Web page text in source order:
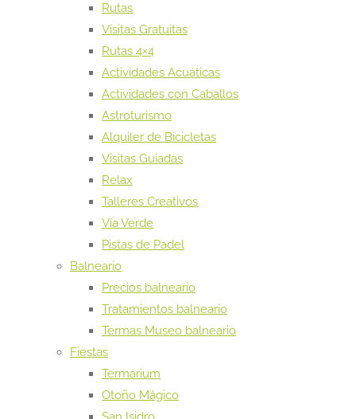
Rutas
Visitas Gratuitas
Rutas 4×4
Actividades Acuáticas
Actividades con Caballos
Astroturismo
Alquiler de Bicicletas
Visitas Guiadas
Relax
Talleres Creativos
Vía Verde
Pistas de Padel
Balneario
Precios balneario
Tratamientos balneario
Termas Museo balneario
Fiestas
Termarium
Otoño Mágico